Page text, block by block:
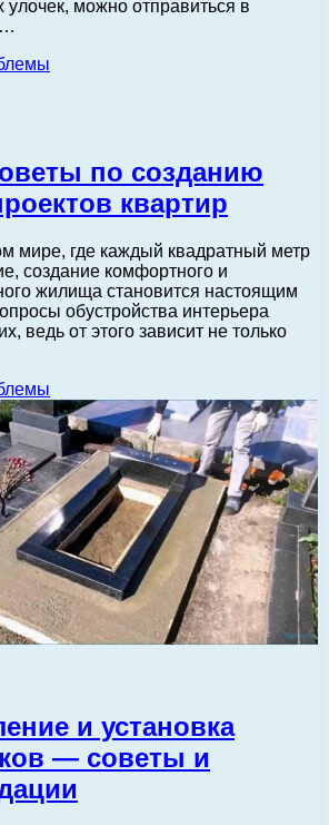
улочек, можно отправиться в
по созданию
квартир
мире, где каждый квадратный метр
создание комфортного и
жилища становится настоящим
обустройства интерьера
ведь от этого зависит не только
и установка
— советы и